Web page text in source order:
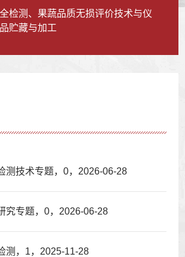
检测、果蔬品质无损评价技术与仪
贮藏与加工
测技术专题，0，2026-06-28
究专题，0，2026-06-28
测，1，2025-11-28